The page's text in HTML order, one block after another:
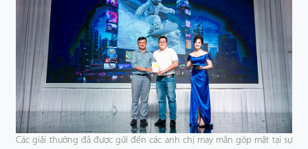
Các giải thưởng đã được gửi đến các anh chị may mắn góp mặt tại sự